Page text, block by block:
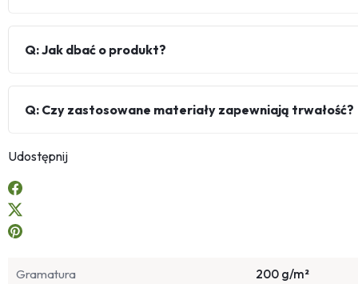
Q: Jak dbać o produkt?
Q: Czy zastosowane materiały zapewniają trwałość?
Udostępnij
Gramatura 200 g/m²